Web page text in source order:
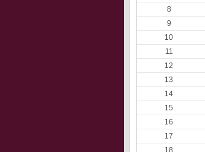
8
9
10
11
12
13
14
15
16
17
18